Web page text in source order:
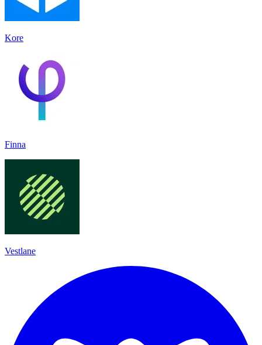
Kore
Finna
Vestlane